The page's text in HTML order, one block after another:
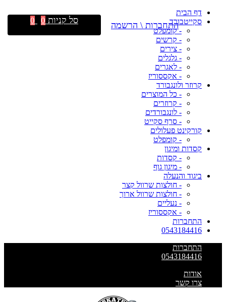
דף הבית
סקייטבורד
- קומפלט
- קרשים
- צירים
- גלגלים
- לאגרים
- אקססוריז
קרוזר ולונגבורד
- כל המוצרים
- קרוזרים
- לונגבורדים
- סרף סקייט
קורקינט פעלולים
- קומפלט
קסדות ומיגון
- קסדות
- מיגון גוף
ביגוד והנעלה
- חולצות שרוול קצר
- חולצות שרוול ארוך
- נעליים
- אקססוריז
התחברות
0543184416
התחברות
0543184416
אודות
צרו קשר
התחברות \ הרשמה סל קניות 0
0